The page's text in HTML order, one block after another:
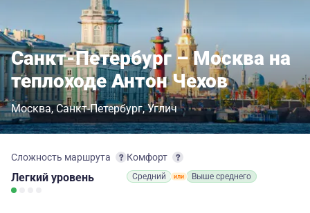
Санкт-Петербург – Москва на
теплоходе Антон Чехов
Москва Санкт-Петербург Углич
Сложность маршрута
Легкий уровень
Комфорт
Средний Выше среднего